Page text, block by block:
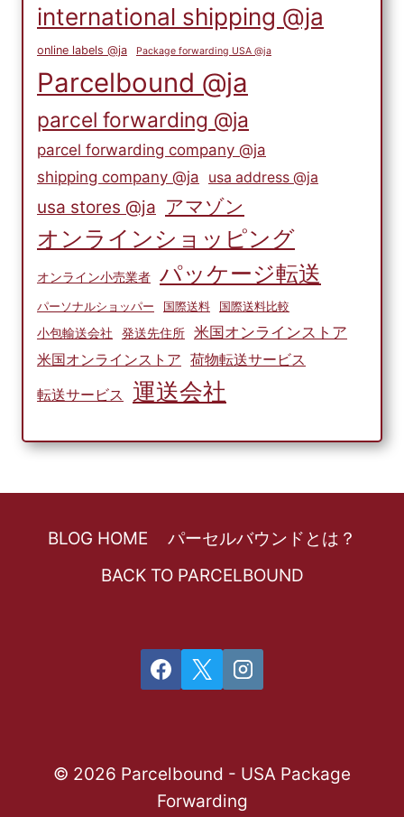
international shipping @ja
online labels @ja Package forwarding USA @ja
Parcelbound @ja
parcel forwarding @ja
parcel forwarding company @ja
shipping company @ja
usa address @ja
usa stores @ja アマゾン
オンラインショッピング
オンライン小売業者 パッケージ転送
パーソナルショッパー 国際送料 国際送料比較
小包輸送会社 発送先住所 米国オンラインストア
米国オンラインストア 荷物転送サービス
転送サービス 運送会社
BLOG HOME
パーセルバウンドとは？
BACK TO PARCELBOUND
© 2026 Parcelbound - USA Package
Forwarding